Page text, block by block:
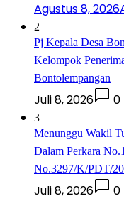
Agustus 8, 2026
2
Pj Kepala Desa
Kelompok
Bontolempangan
Juli 8, 2026 0
3
Menunggu Wakil
Dalam Perkara
No.3297/K/PDT/
Juli 8, 2026 0